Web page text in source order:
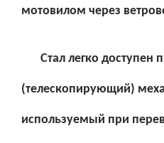
мотовилом через
Стал легко доступен
(телескопирующий)
используемый при